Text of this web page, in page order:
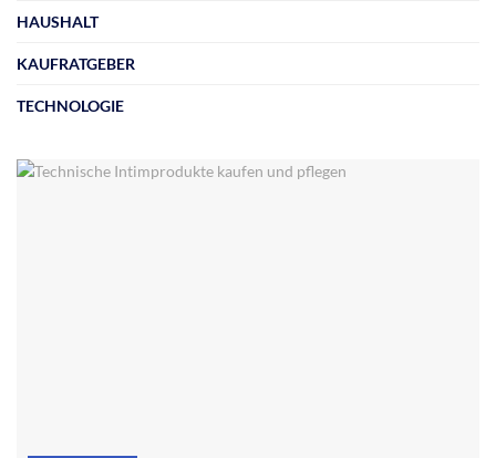
HAUSHALT
KAUFRATGEBER
TECHNOLOGIE